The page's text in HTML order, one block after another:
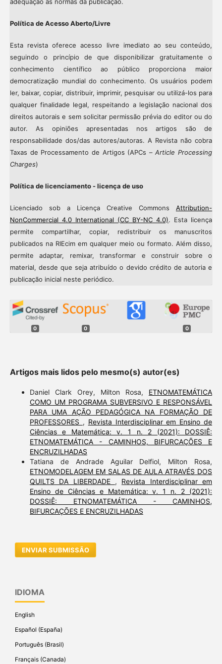
Política de Acesso Aberto/Livre
Esta revista oferece acesso livre imediato ao seu conteúdo,
seguindo o princípio de que disponibilizar gratuitamente o
conhecimento científico ao público proporciona maior
democratização mundial do conhecimento. Os usuários podem
ler, baixar, copiar, distribuir, imprimir, pesquisar ou utilizá-los para
qualquer finalidade legal, respeitando a legislação nacional dos
direitos autorais e sem solicitar permissão prévia do editor ou do
autor. As opiniões apresentadas nos artigos são de
responsabilidade dos/das autores/autoras. A Revista não cobra
Taxas de Processamento de Artigos (APCs –Article Processing
Charges)
Política de licenciamento - licença de uso
Licenciado sob a Licença Creative CommonsAttribution-
NonCommercial 4.0 International (CC BY-NC 4.0). Esta licença
permite compartilhar, copiar, redistribuir os manuscritos
publicados na RIEcim em qualquer meio ou formato. Além disso,
permite adaptar, remixar, transformar e construir sobre o
material, desde que seja atribuído o devido crédito de autoria e
publicação inicial neste periódico.
0 0 0
Artigos mais lidos pelo mesmo(s) autor(es)
Daniel Clark Orey, Milton Rosa, ETNOMATEMÁTICA
COMO UM PROGRAMA SUBVERSIVO E RESPONSÁVEL
PARA UMA AÇÃO PEDAGÓGICA NA FORMAÇÃO DE
PROFESSORES , Revista Interdisciplinar em Ensino de
Ciências e Matemática: v. 1 n. 2 (2021): DOSSIÊ:
ETNOMATEMÁTICA - CAMINHOS, BIFURCAÇÕES E
ENCRUZILHADAS
Tatiana de Andrade Aguilar Delfiol, Milton Rosa,
ETNOMODELAGEM EM SALAS DE AULA ATRAVÉS DOS
QUILTS DA LIBERDADE , Revista Interdisciplinar em
Ensino de Ciências e Matemática: v. 1 n. 2 (2021):
DOSSIÊ: ETNOMATEMÁTICA - CAMINHOS,
BIFURCAÇÕES E ENCRUZILHADAS
ENVIAR SUBMISSÃO
IDIOMA
English
Español (España)
Português (Brasil)
Français (Canada)